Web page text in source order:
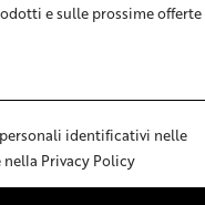
e sulle prossime offerte
Privacy Policy